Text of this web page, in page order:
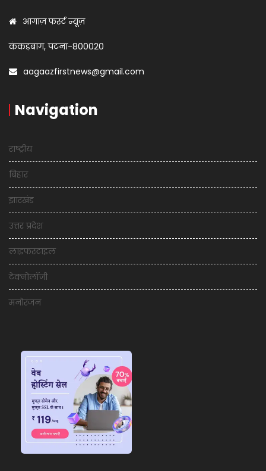
आगाज़ फर्स्ट न्यूज़
कंकड़बाग, पटना-800020
aagaazfirstnews@gmail.com
Navigation
राष्ट्रीय
बिहार
झारखंड
उत्तर प्रदेश
लाइफस्टाइल
टेक्नोलॉजी
मनोरंजन